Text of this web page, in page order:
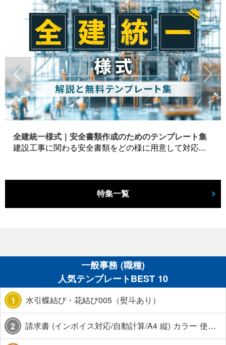
全建統一様式｜安全書類作成のためのテンプレート集
建設工事に関わる安全書類をどの様に用意して対応するか？関連書式テンプレートから書き方の注意点などの役立つコラムをbizoceanがお届けします。
特集一覧
一般事務 (職種)
人気テンプレートBEST 10
1 水引蝶結び・花結び005（熨斗あり）
2 請求書 (インボイス対応/自動計算/A4 縦) カラー 使い方解説あり